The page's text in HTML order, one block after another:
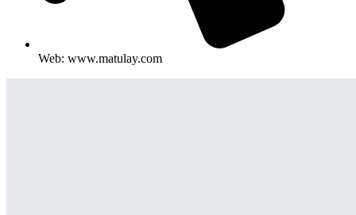
Web: www.matulay.com